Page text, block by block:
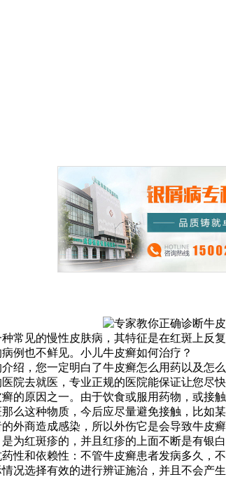
常见的慢性皮肤病，其特征是在红斑上反
例也不鲜见。小儿牛皮癣如何治疗？
绍，您一定明白了牛皮癣怎么用药以及
院去就医，专业正规的医院能保证让您尽快
的原因之一。由于饮食或服用药物，或
么这种物质，今后应尽量避免接触，比如
外商造成感染，所以外伤它是会导致牛
为红斑疹的，并且红疹的上面不断是有银
性和依赖性：不管牛皮癣患者发病多久
况选择有效的进行辨证施治，并且不会产